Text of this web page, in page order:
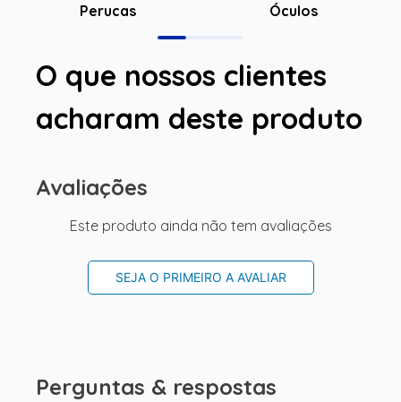
Perucas Óculos
O que nossos clientes
acharam deste produto
Avaliações
Este produto ainda não tem avaliações
SEJA O PRIMEIRO A AVALIAR
Perguntas & respostas